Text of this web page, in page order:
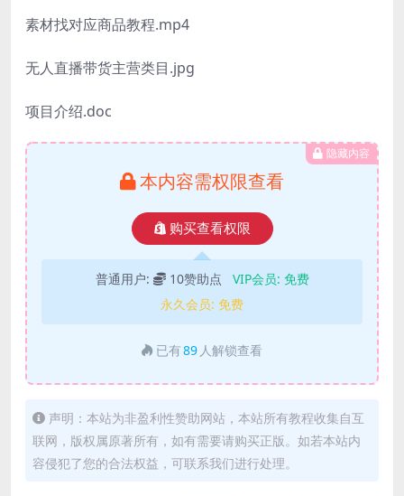
素材找对应商品教程.mp4
无人直播带货主营类目.jpg
项目介绍.doc
隐藏内容
本内容需权限查看
购买查看权限
普通用户: 10赞助点 VIP会员: 免费
永久会员: 免费
已有89 人解锁查看
声明：本站为非盈利性赞助网站，本站所有教程收集自互
联网，版权属原著所有，如有需要请购买正版。如若本站内
容侵犯了您的合法权益，可联系我们进行处理。